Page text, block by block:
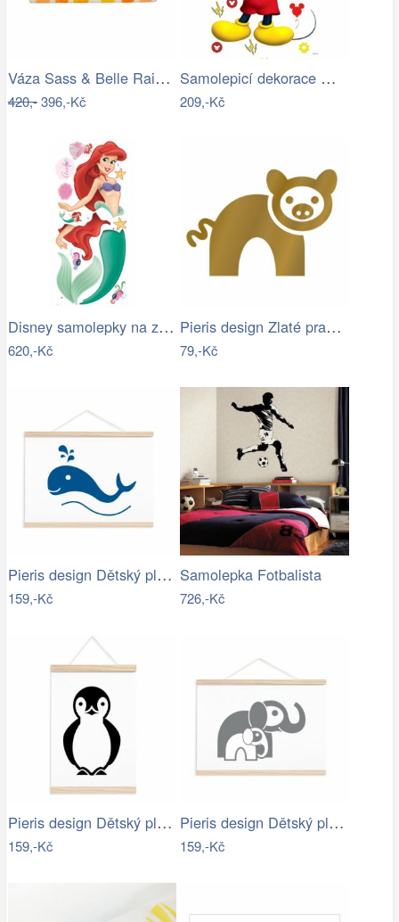
Váza Sass & Belle Rainbow
420,-396,-Kč
Samolepicí dekorace Mickey Mouse 42,5 x…
209,-Kč
Disney samolepky na zeď. Malá mořská…
620,-Kč
Pieris design Zlaté prasátko -…
79,-Kč
Pieris design Dětský plakát velryba
159,-Kč
Samolepka Fotbalista
726,-Kč
Pieris design Dětský plakát tučňák
159,-Kč
Pieris design Dětský plakát - slonice s…
159,-Kč